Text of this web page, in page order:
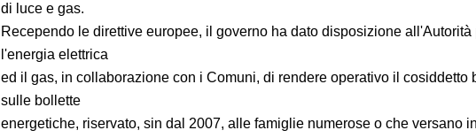
di luce e gas.
Recependo le direttive europee, il governo ha dato disposizione all'Autorità
l'energia elettrica
ed il gas, in collaborazione con i Comuni, di rendere operativo il cosiddetto
sulle bollette
energetiche, riservato, sin dal 2007, alle famiglie numerose o che versano in